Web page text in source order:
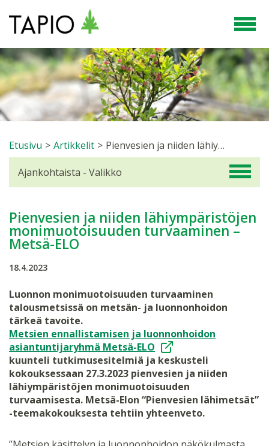
Etusivu > Artikkelit > Pienvesien ja niiden lähiympäristöjen monimuotoisuuden turvaaminen – Metsä-ELO
Pienvesien ja niiden lähiympäristöjen
monimuotoisuuden turvaaminen –
Metsä-ELO
18.4.2023
Luonnon monimuotoisuuden turvaaminen
talousmetsissä on metsän- ja luonnonhoidon
tärkeä tavoite.
Metsien ennallistamisen ja luonnonhoidon
asiantuntijaryhmä Metsä-ELO
kuunteli tutkimusesitelmiä ja keskusteli
kokouksessaan 27.3.2023 pienvesien ja niiden
lähiympäristöjen monimuotoisuuden
turvaamisesta. Metsä-Elon “Pienvesien lähimetsät”
-teemakokouksesta tehtiin yhteenveto.
Ajankohtaista - Valikko